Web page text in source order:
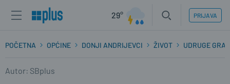
29° PRIJAVA
POČETNA OPĆINE DONJI ANDRIJEVCI ŽIVOT UDRUGE
Autor: SBplus